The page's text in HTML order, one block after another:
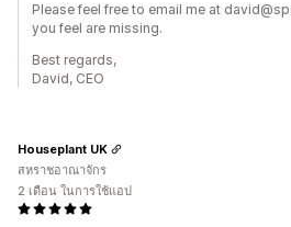
Please feel free to email me at
you feel are missing.
Best regards,
David, CEO
Houseplant UK
สหราชอาณาจักร
2 เดือน ในการใช้แอป